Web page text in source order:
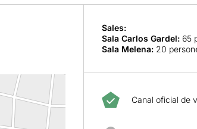
Sales:
Sala Carlos Gardel: 65
Sala Melena: 20
Canal oficial de